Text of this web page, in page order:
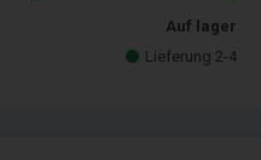
Auf lager
Lieferung 2-4